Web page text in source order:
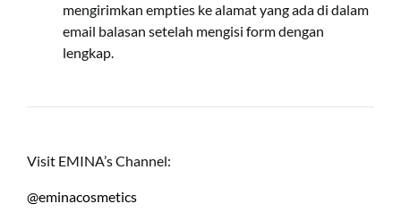
mengirimkan empties ke alamat yang ada di dalam
email balasan setelah mengisi form dengan
lengkap.
Visit EMINA’s Channel:
@eminacosmetics